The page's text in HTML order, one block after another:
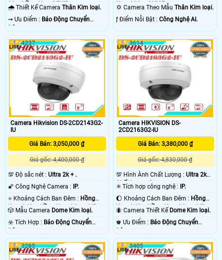
80m Hồng Ngoại EXIR.
🌧️ Thiết Kế Camera Thân Kim loại.
️⇝ Ưu Điểm : Báo Động Chuyển
Ngoại 80m ONVIF.
💢 Camera Theo MẫuThân Kim loại.
️ƒ Điểm Nỗi Bật :Công Nghệ AI.
Camera Hikvision DS-2CD2143G2-
IU
Giá Bán: 3,050,000 ₫
Giá gốc: 4,400,000 ₫
💯 Độ sắc nét : Ultra 2k + .
🌠 Công Nghệ Camera :
IP.
⭐ Khoảng Cách Ban Đêm : Hồng
Ngoại 40m Hồng Ngoại Smart IR.
🎲 Mẫu Camera Dome Kim loại.
️☣️ Tích Hợp : Báo Động Chuyển
4237
Camera HIKVISION DS-
2CD2163G2-IU
Giá Bán: 3,380,000 ₫
Giá gốc: 4,830,000 ₫
💯 Hình Ành Chất Lượng :Ultra 2k
Chất Lượng Cao .
✳️ Tích hợp công nghệ :
IP.
🌔 Khoảng Cách Ban Đêm : Hồng
Ngoại 40m Hồng Ngoại Smart IR.
🐜 Camera Thiết Kế Dome Kim loại.
️♚ Ưu Điểm : Báo Động Chuyển
3614
3285 3405